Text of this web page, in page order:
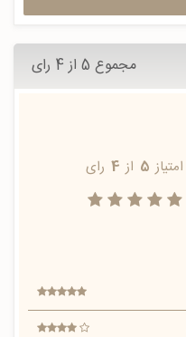
مجموع 5 از 4 رای
امتیاز 5 از 4 رای